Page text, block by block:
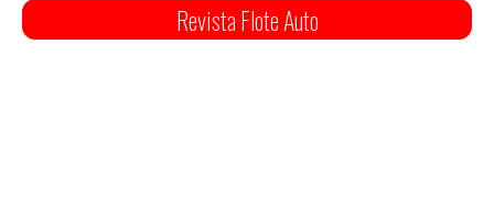
Revista Flote Auto